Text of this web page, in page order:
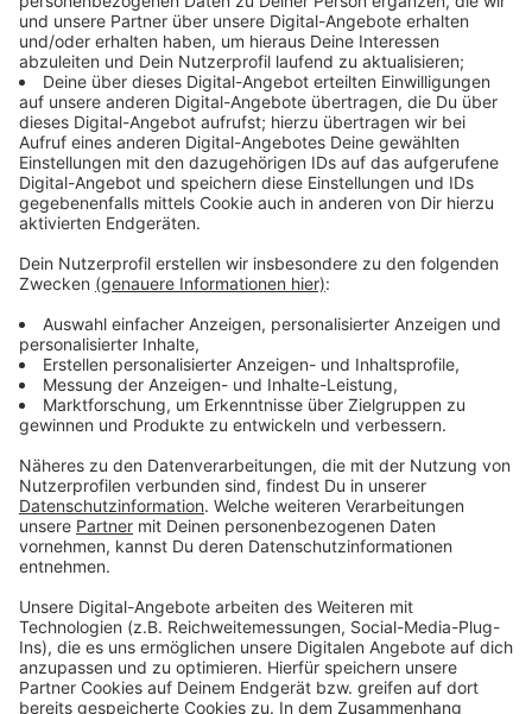
weitere Erfahrungen mit den geänderten
Schulanfangszeiten im vollen Präsenzbetrieb zu
sammeln und ein Stimmungsbild innerhalb der
Schulgemeinschaft einzuholen. Ein mehrfacher
Wechsel zwischen ursprünglichen und geänderten
Schulanfangszeiten könne in diesem Zusammenhang
nicht zielführend sein.
Seit dem 12. November gelten für die
innerstädtischen Gymnasien und das Geschwister-
Scholl-Gymnasium geänderte Schulanfangszeiten. Der
Unterrichtsbeginn an diesen Schulen wurde 30
einem runden Tisch verabredet, an dem neben den
Schulen und den Verkehrsträgern auch die Schulträger,
Stadtelternschaft sowie die Bezirksschüler und
Bezirksschülerinnenvertretung beteiligt waren. Die
Über das weitere Vorgehen für das zweite
Schulhalbjahr ab dem 1. Februar 2022 soll bis zu den
Weihnachtsferien im Dezember entschieden werden.